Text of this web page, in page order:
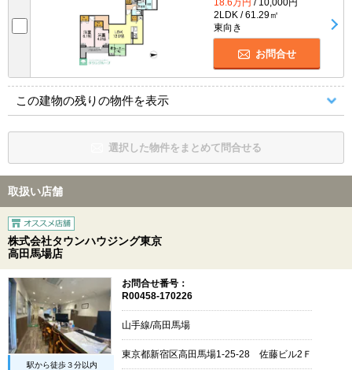
18.6万円 / 10,000円
2LDK / 61.29㎡
東向き
お問合せ
この建物の残りの物件を表示
選択した物件をまとめて問合せる
取扱い店舗
株式会社タウンハウジング東京
高田馬場店
駅から徒歩３分以内
お問合せ番号：
R00458-170226
山手線/高田馬場
東京都新宿区高田馬場1-25-28 佐藤ビル2Ｆ